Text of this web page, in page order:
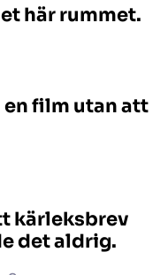
här rummet.
en film utan att
kärleksbrev
det aldrig.